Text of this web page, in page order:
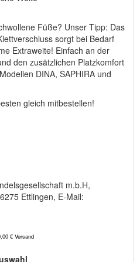
Füße? Unser Tipp: Das
sorgt bei Bedarf
Extraweite! Einfach an der
den zusätzlichen Platzkomfort
DINA, SAPHIRA und
gleich mitbestellen!
m.b.H,
Ettlingen, E-Mail:
€ Versand